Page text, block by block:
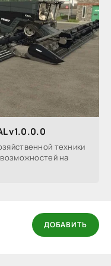
v1.0.0.0
техники
возможностей на
ДОБАВИТЬ